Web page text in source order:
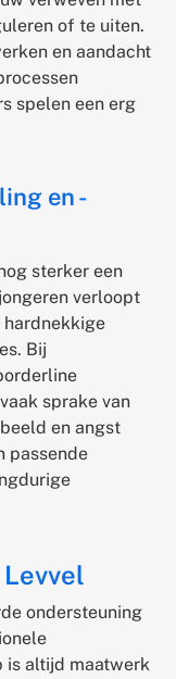
of te uiten.
en aandacht
spelen een erg
en -
sterker een
verloopt
hardnekkige
Bij
sprake van
en angst
passende
ondersteuning
is altijd maatwerk